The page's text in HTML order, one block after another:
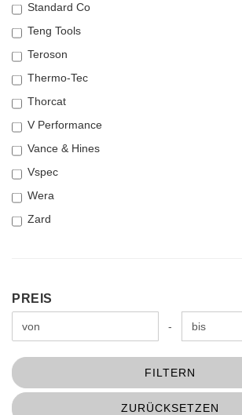
Standard Co
Teng Tools
Teroson
Thermo-Tec
Thorcat
V Performance
Vance & Hines
Vspec
Wera
Zard
PREIS
Preis bis -
FILTERN
ZURÜCKSETZEN